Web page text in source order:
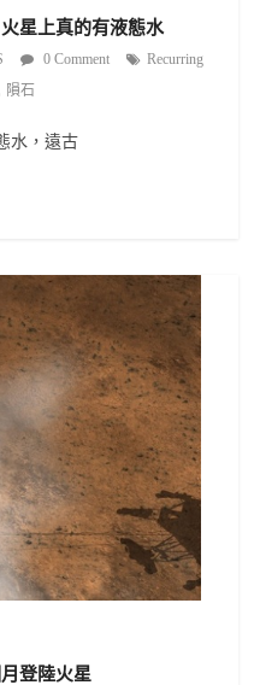
星上真的有液態水
0 Comment
Recurring
隕石
水，遠古
登陸火星